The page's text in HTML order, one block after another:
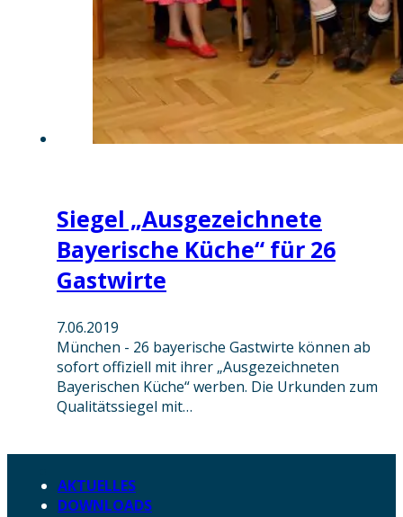
Siegel „Ausgezeichnete
Bayerische Küche“ für 26
Gastwirte
7.06.2019
München - 26 bayerische Gastwirte können ab
sofort offiziell mit ihrer „Ausgezeichneten
Bayerischen Küche“ werben. Die Urkunden zum
Qualitätssiegel mit…
AKTUELLES
DOWNLOADS